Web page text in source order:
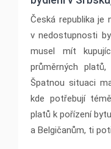
Česká republika je
v nedostupnosti
musel mít
průměrných
Špatnou situaci
kde potřebují
platů k pořízení
a Belgičanům, ti